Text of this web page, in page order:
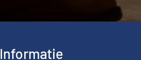
Informatie